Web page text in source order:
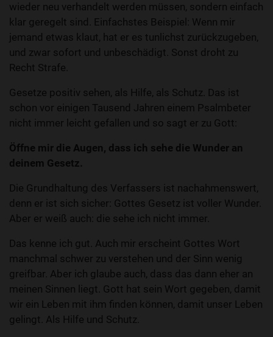
wieder neu verhandelt werden müssen, sondern einfach
klar geregelt sind. Einfachstes Beispiel: Wenn mir
jemand etwas klaut, hat er es tunlichst zurückzugeben,
und zwar sofort und unbeschädigt. Sonst droht zu
Recht Strafe.
Gesetze positiv sehen, als Hilfe, als Schutz. Das ist
schon vor einigen Tausend Jahren einem Psalmbeter
nicht immer leicht gefallen und so sagt er zu Gott:
Öffne mir die Augen, dass ich sehe die Wunder an
deinem Gesetz.
Die Grundhaltung des Verfassers ist nachahmenswert,
denn er ist sich sicher: Gottes Gesetz ist voller Wunder.
Aber er weiß auch: die sehe ich nicht immer.
Das kenne ich gut. Auch mir erscheint Gottes Wort
manchmal schwer zu verstehen und der Sinn wenig
greifbar. Aber ich glaube auch, dass das dann eher an
meinen Sinnen liegt. Gott hat sein Wort gegeben, damit
wir ein Leben mit ihm finden können, damit unser Leben
gelingt. Als Hilfe und Schutz.